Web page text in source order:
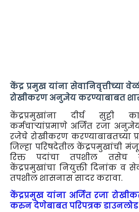
केंद्र प्रमुख यांना सेवानिवृत्तीच्या
रोखीकरण अनुज्ञेय करण्याबाबत
केंद्रप्रमुखांना दीर्घ सुट्टी
कर्मचाऱ्यांप्रमाणे अर्जित रजा
रजेचे रोखीकरण करण्याबाबतच्या
जिल्हा परिषदेतील केंद्रपमुखांची
रिक्त पदांचा तपशील तसेच
केंद्रप्रमुखांचा नियुक्ती दिनांक व
तपशील शासनास सादर करावा.
केंद्रप्रमुख यांना अर्जित रजा
करुन देणेबाबत परिपत्रक डाउनलोड